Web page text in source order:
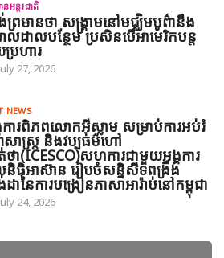
នអន្តរជាតិ
ព្រមានថា សង្គ្រាមនៅមជ្ឈិមបូព៌ានឹង
ាលដាលបន្ថែម ប្រសិនបើអាមេរិកបន្ត
ប្រហារ
27, 2026
NEWS
ការពិភពលោកអ៊ីស្លាម សម្រាប់ការអប់រំ
ាសាស្ត្រ និងវប្បធម៌ហៅ
ថា(ICESCO)សហការជាមួយអង្គការ
ធិអាស៊ាន រៀបចំសន្និសីទពង្រឹង
ដានៃការបង្រៀនភាសាអារ៉ាប់នៅកម្ពុជា
24, 2026